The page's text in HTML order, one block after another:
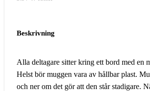
Beskrivning
Alla deltagare sitter kring ett bord med en
Helst bör muggen vara av hållbar plast.
och ner om det gör att den står stadigare.